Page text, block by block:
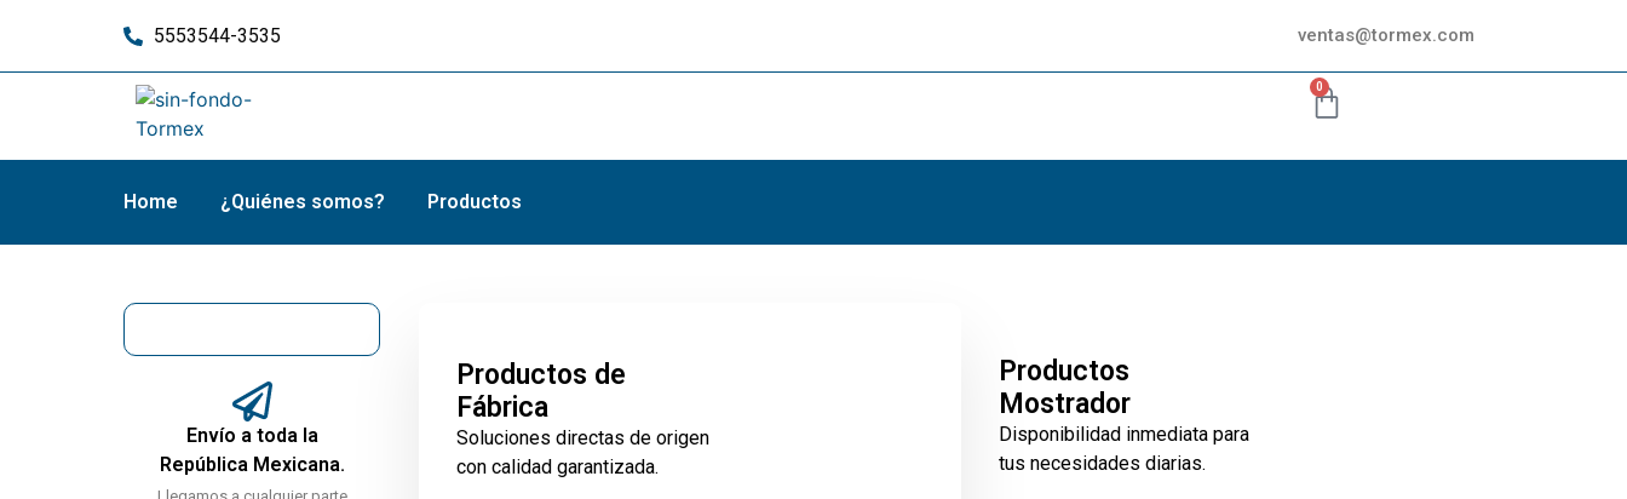
5553544-3535 ventas@tormex.com
0
Home ¿Quiénes somos? Productos
Envío a toda la
República Mexicana.
Productos de
Fábrica
Soluciones directas de origen
con calidad garantizada.
Productos
Mostrador
Disponibilidad inmediata para
tus necesidades diarias.